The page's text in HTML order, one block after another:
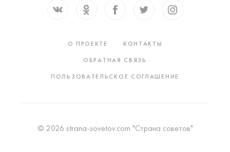
О ПРОЕКТЕ
КОНТАКТЫ
ОБРАТНАЯ СВЯЗЬ
ПОЛЬЗОВАТЕЛЬСКОЕ СОГЛАШЕНИЕ
© 2026 strana-sovetov.com "Страна советов"